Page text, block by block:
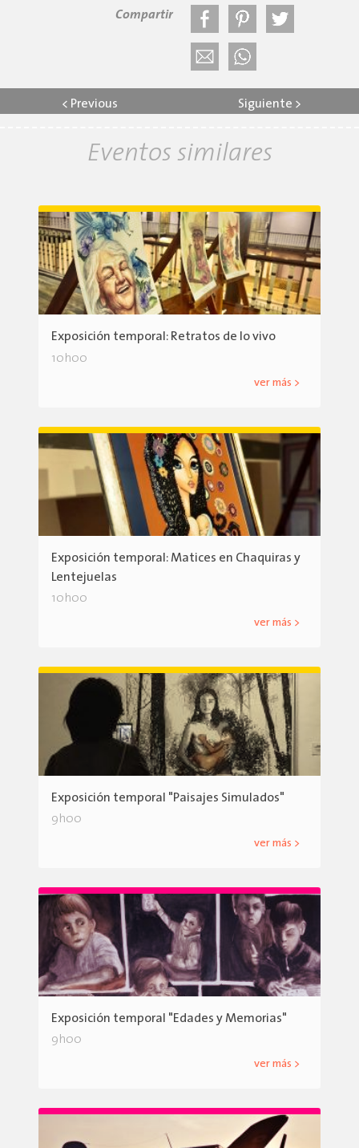
Compartir
< Previous Siguiente >
Eventos similares
Exposición temporal: Retratos de lo vivo
10h00
ver más >
Exposición temporal: Matices en Chaquiras y
Lentejuelas
10h00
ver más >
Exposición temporal "Paisajes Simulados"
9h00
ver más >
Exposición temporal "Edades y Memorias"
9h00
ver más >